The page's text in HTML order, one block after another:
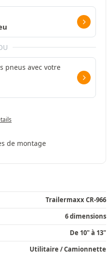
pneus avec votre
de montage
Trailermaxx CR-966
6 dimensions
De 10" à 13"
Utilitaire / Camionnette